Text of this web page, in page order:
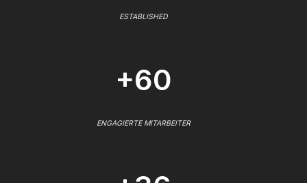
ESTABLISHED
+60
ENGAGIERTE MITARBEITER